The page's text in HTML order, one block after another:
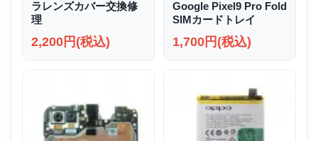
ラレンズカバー交換修
理
2,200円(税込)
Google Pixel9 Pro Fold
SIMカードトレイ
1,700円(税込)